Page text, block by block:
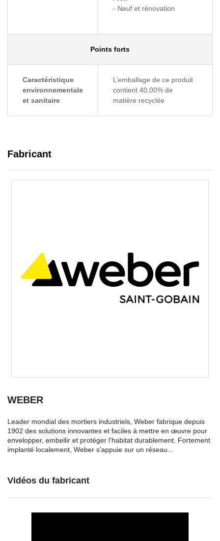
- Neuf et rénovation
Points forts
Caractéristique
environnementale
et sanitaire
L’emballage de ce produit
contient 40,00% de
matière recyclée
Fabricant
WEBER
Leader mondial des mortiers industriels, Weber fabrique depuis
1902 des solutions innovantes et faciles à mettre en œuvre pour
envelopper, embellir et protéger l’habitat durablement. Fortement
implanté localement, Weber s’appuie sur un réseau...
Vidéos du fabricant